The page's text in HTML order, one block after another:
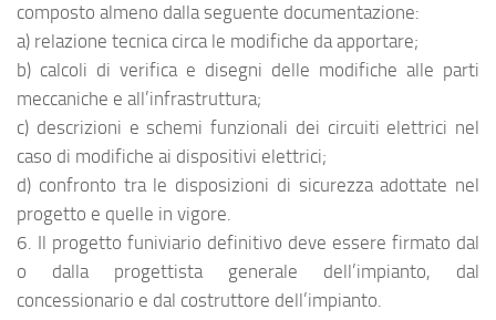
composto almeno dalla seguente documentazione:
a) relazione tecnica circa le modifiche da apportare;
b) calcoli di verifica e disegni delle modifiche alle parti
meccaniche e all’infrastruttura;
c) descrizioni e schemi funzionali dei circuiti elettrici nel
caso di modifiche ai dispositivi elettrici;
d) confronto tra le disposizioni di sicurezza adottate nel
progetto e quelle in vigore.
6. Il progetto funiviario definitivo deve essere firmato dal
o dalla progettista generale dell’impianto, dal
concessionario e dal costruttore dell’impianto.